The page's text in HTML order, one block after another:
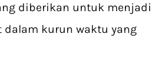
diberikan untuk menjadi
dalam kurun waktu yang